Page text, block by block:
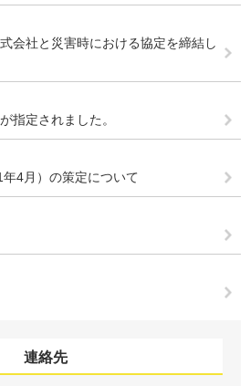
会社と災害時における協定を締結し
指定されました。
4月）の策定について
連絡先